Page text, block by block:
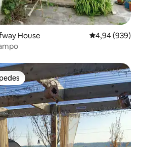
House 4,94 de uma
4,94 (939)
campo
dos hóspedes